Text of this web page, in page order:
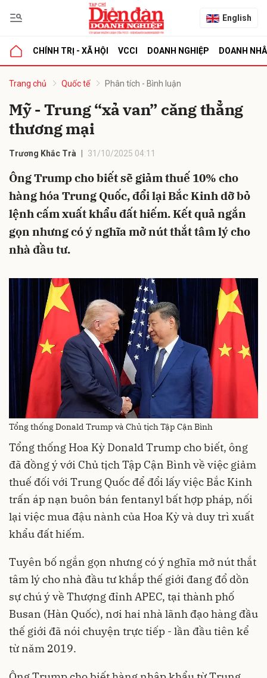
English
CHÍNH TRỊ - XÃ HỘI VCCI DOANH NGHIỆP DOANH
Trang chủ Quốc tế Phân tích - Bình luận
Mỹ - Trung “xả van” căng thẳng
thương mại
Trương Khắc Trà 31/10/2025 04:11
Ông Trump cho biết sẽ giảm thuế 10% cho
hàng hóa Trung Quốc, đổi lại Bắc Kinh dỡ bỏ
lệnh cấm xuất khẩu đất hiếm. Kết quả ngắn
gọn nhưng có ý nghĩa mở nút thắt tâm lý cho
nhà đầu tư.
Tổng thống Donald Trump và Chủ tịch Tập Cận Bình
Tổng thống Hoa Kỳ Donald Trump cho biết, ông
đã đồng ý với Chủ tịch Tập Cận Bình về việc giảm
thuế đối với Trung Quốc để đổi lấy việc Bắc Kinh
trấn áp nạn buôn bán fentanyl bất hợp pháp, nối
lại việc mua đậu nành của Hoa Kỳ và duy trì xuất
khẩu đất hiếm.
Tuyên bố ngắn gọn nhưng có ý nghĩa mở nút thắt
tâm lý cho nhà đầu tư khắp thế giới đang đổ dồn
sự chú ý về Thượng đỉnh APEC, tại thành phố
Busan (Hàn Quốc), nơi hai nhà lãnh đạo hàng đầu
thế giới đã nói chuyện trực tiếp - lần đầu tiên kể
từ năm 2019.
luận
Hủy